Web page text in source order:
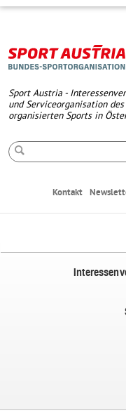
Sport Austria -
und Serviceorganisation des
organisierten Sports in
Kontakt